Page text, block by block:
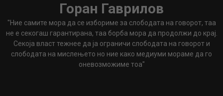
Горан Гаврилов
"Ние самите мора да се избориме за слободата на говорот, таа
не е секогаш гарантирана, таа борба мора да продолжи до крај.
Секоја власт тежнее да ја ограничи слободата на говорот и
слободата на мислењето но ние како медиуми мораме да го
оневозможиме тоа"